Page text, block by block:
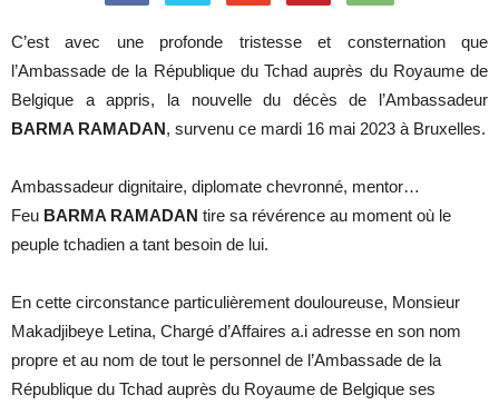
C’est avec une profonde tristesse et consternation que
l’Ambassade de la République du Tchad auprès du Royaume de
Belgique a appris, la nouvelle du décès de l’Ambassadeur
BARMARAMADAN , survenu ce mardi 16 mai 2023 à Bruxelles.
Ambassadeur dignitaire, diplomate chevronné, mentor…
Feu BARMA RAMADAN tire sa révérence au moment où le
peuple tchadien a tant besoin de lui.
En cette circonstance particulièrement douloureuse, Monsieur
Makadjibeye Letina, Chargé d’Affaires a.i adresse en son nom
propre et au nom de tout le personnel de l’Ambassade de la
République du Tchad auprès du Royaume de Belgique ses